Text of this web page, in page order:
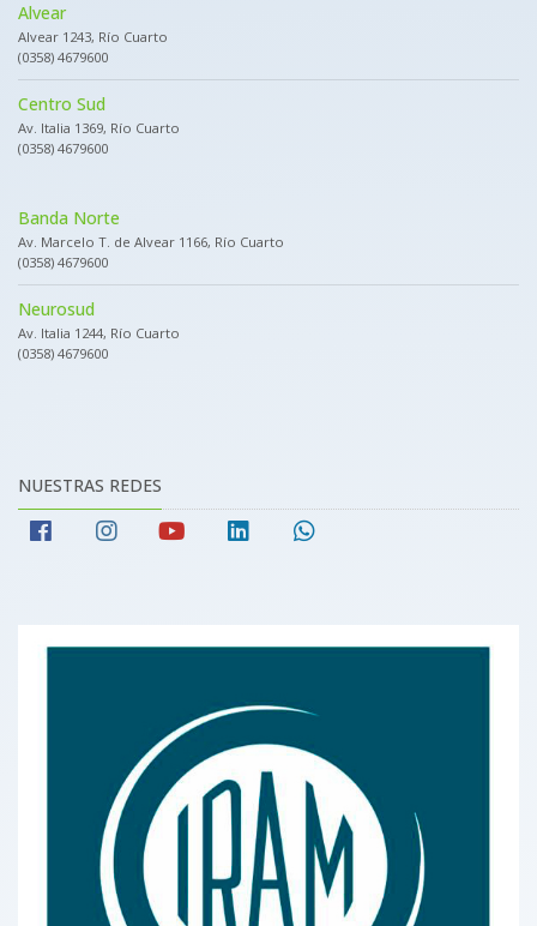
Alvear
Alvear 1243, Río Cuarto
(0358) 4679600
Centro Sud
Av. Italia 1369, Río Cuarto
(0358) 4679600
Banda Norte
Av. Marcelo T. de Alvear 1166, Río Cuarto
(0358) 4679600
Neurosud
Av. Italia 1244, Río Cuarto
(0358) 4679600
NUESTRAS REDES